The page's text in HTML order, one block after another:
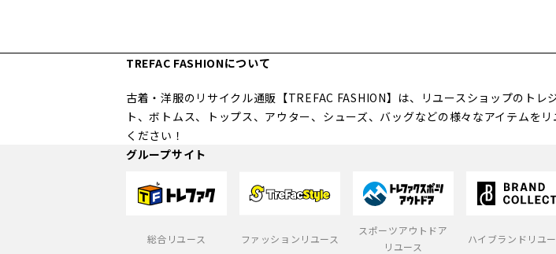
TREFAC FASHIONについて
古着・洋服のリサイクル通販【TREFAC FASHION】は、リユースショップのト
ト、ボトムス、トップス、アウター、シューズ、バッグなどの様々なアイテムを
ください！
グループサイト
総合リユース ファッションリユース
スポーツアウトドア
リユース
ハイブランドリユ